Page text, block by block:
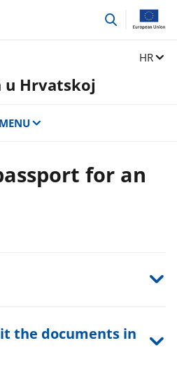
przejdź
Zmień
HR
u Hrvatskoj
MENU
for an
the documents in